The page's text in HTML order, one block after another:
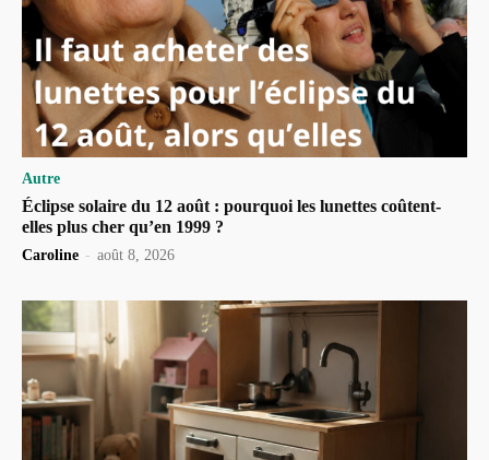
Autre
Éclipse solaire du 12 août : pourquoi les lunettes coûtent-
elles plus cher qu’en 1999 ?
Caroline - août 8, 2026